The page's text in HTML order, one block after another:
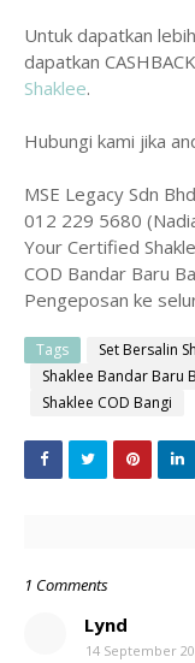
Untuk dapatkan
dapatkan
Shaklee.
Hubungi kami jika
MSE Legacy Sdn Bhd
012 229 5680
Your Certified
COD Bandar Baru
Pengeposan ke
Tags Set Bersalin
Shaklee Bandar Baru
Shaklee COD Bangi
1 Comments
Lynd
14 September